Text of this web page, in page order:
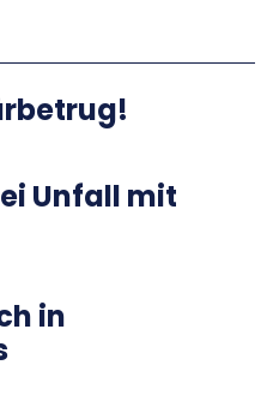
Unfall mit
in